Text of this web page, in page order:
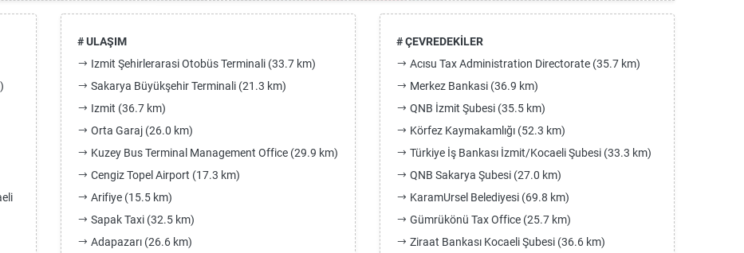
# ULAŞIM
Izmit Şehirlerarasi Otobüs Terminali (33.7 km)
Sakarya Büyükşehir Terminali (21.3 km)
Izmit (36.7 km)
Orta Garaj (26.0 km)
Kuzey Bus Terminal Management Office (29.9 km)
Cengiz Topel Airport (17.3 km)
Arifiye (15.5 km)
Sapak Taxi (32.5 km)
Adapazarı (26.6 km)
# ÇEVREDEKİLER
Acısu Tax Administration Directorate (35.7 km)
Merkez Bankasi (36.9 km)
QNB İzmit Şubesi (35.5 km)
Körfez Kaymakamlığı (52.3 km)
Türkiye İş Bankası İzmit/Kocaeli Şubesi (33.3 km)
QNB Sakarya Şubesi (27.0 km)
KaramUrsel Belediyesi (69.8 km)
Gümrükönü Tax Office (25.7 km)
Ziraat Bankası Kocaeli Şubesi (36.6 km)